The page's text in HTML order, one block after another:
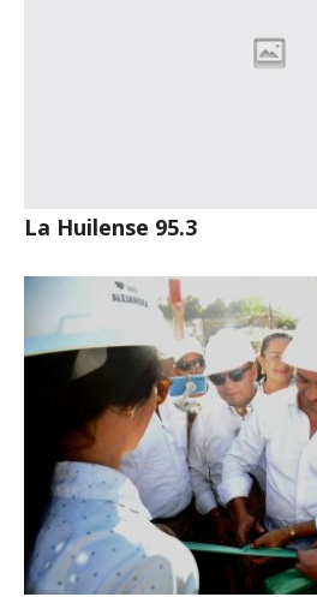
La Huilense 95.3